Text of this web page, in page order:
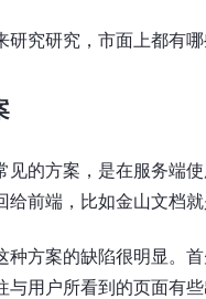
研究研究，市面上都有哪
见的方案，是在服务端
给前端，比如金山文档就
种方案的缺陷很明显。
与用户所看到的页面有